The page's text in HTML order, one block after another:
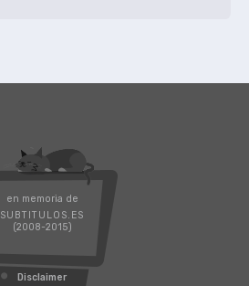
en memoria de
SUBTITULOS.ES
(2008-2015)
Disclaimer